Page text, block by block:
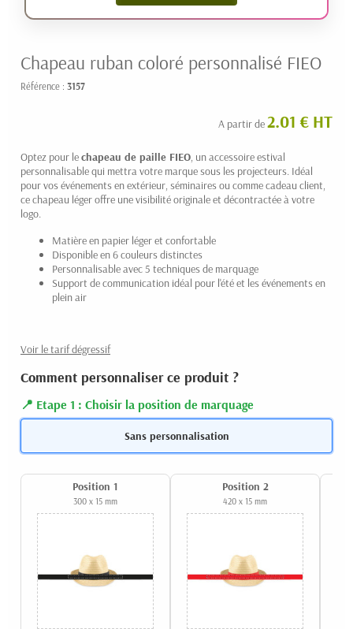
Chapeau ruban coloré personnalisé FIEO
Référence : 3157
A partir de2.01 € HT
Optez pour lechapeau de paille FIEO , un accessoire estival
personnalisable qui mettra votre marque sous les projecteurs. Idéal
pour vos événements en extérieur, séminaires ou comme cadeau client,
ce chapeau léger offre une visibilité originale et décontractée à votre
logo.
Matière en papier léger et confortable
Disponible en 6 couleurs distinctes
Personnalisable avec 5 techniques de marquage
Support de communication idéal pour l'été et les événements en
plein air
Voir le tarif dégressif
Comment personnaliser ce produit ?
Etape 1 : Choisir la position de marquage
Sans personnalisation
Position 1
300 x 15 mm
Position 2
420 x 15 mm